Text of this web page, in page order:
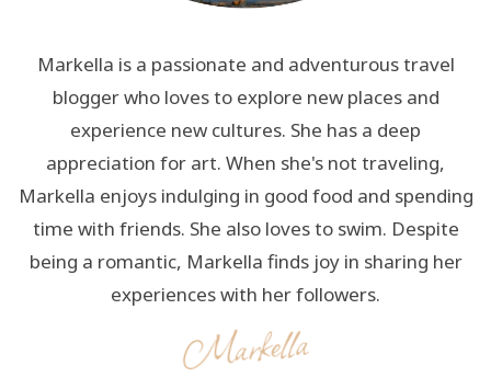
Markella is a passionate and adventurous travel
blogger who loves to explore new places and
experience new cultures. She has a deep
appreciation for art. When she's not traveling,
Markella enjoys indulging in good food and spending
time with friends. She also loves to swim. Despite
being a romantic, Markella finds joy in sharing her
experiences with her followers.